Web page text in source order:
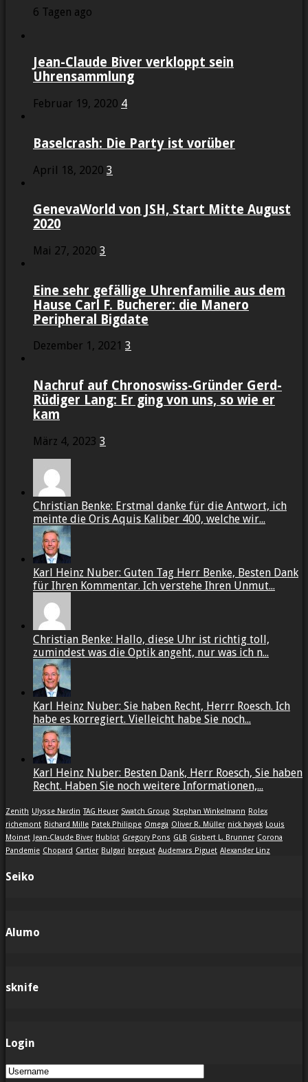
6 Tagen ago
Jean-Claude Biver verkloppt sein
Uhrensammlung
Februar 19, 2020 4
Baselcrash: Die Party ist vorüber
April 18, 2020 3
GenevaWorld von JSH, Start Mitte August
2020
Mai 27, 2020 3
Eine sehr gefällige Uhrenfamilie aus dem
Hause Carl F. Bucherer: die Manero
Peripheral Bigdate
Dezember 1, 2021 3
Nachruf auf Chronoswiss-Gründer Gerd-
Rüdiger Lang: Er ging von uns, so wie er
kam
März 4, 2023 3
Christian Benke: Erstmal danke für die Antwort, ich
meinte die Oris Aquis Kaliber 400, welche wir...
Karl Heinz Nuber: Guten Tag Herr Benke, Besten Dank
für Ihren Kommentar. Ich verstehe Ihren Unmut...
Christian Benke: Hallo, diese Uhr ist richtig toll,
zumindest was die Optik angeht, nur was ich n...
Karl Heinz Nuber: Sie haben Recht, Herrr Roesch. Ich
habe es korregiert. Vielleicht habe Sie noch...
Karl Heinz Nuber: Besten Dank, Herr Roesch, Sie haben
Recht. Haben Sie noch weitere Informationen,...
Zenith Ulysse Nardin TAG Heuer Swatch Group Stephan Winkelmann Rolex
richemont Richard Mille Patek Philippe Omega Oliver R. Müller nick hayek Louis
Moinet Jean-Claude Biver Hublot Gregory Pons GLB Gisbert L. Brunner Corona
Pandemie Chopard Cartier Bulgari breguet Audemars Piguet Alexander Linz
Seiko
Alumo
sknife
Login